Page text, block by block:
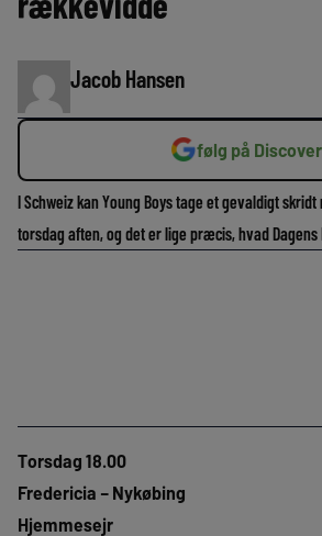
Jacob Hansen
følg på Discover
I Schweiz kan Young Boys tage et gevaldigt
torsdag aften, og det er lige præcis, hvad
Torsdag 18.00
Fredericia – Nykøbing
Hjemmesejr